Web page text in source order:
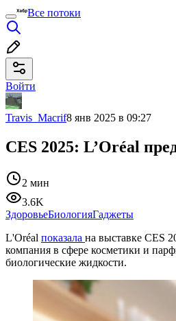
Все потоки
Войти
Travis_Macrif8 янв 2025 в 09:27
CES 2025: L’Oréal
2 мин
3.6K
ЗдоровьеБиологияГаджеты
L'Oréal показала на выставке CES
компания в сфере косметики и
биологические жидкости.